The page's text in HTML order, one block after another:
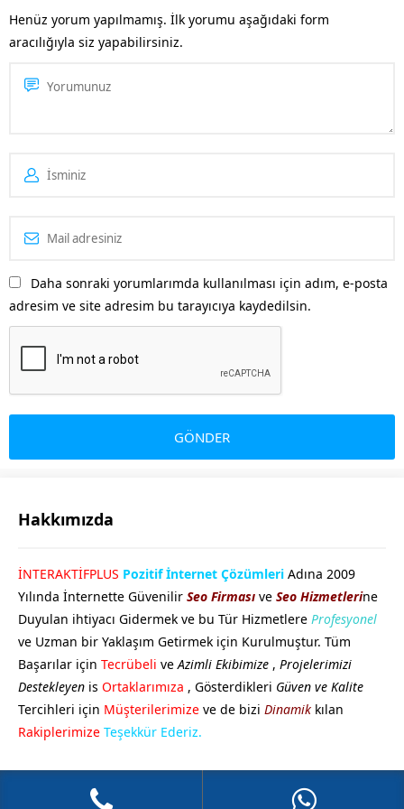
göstereceğiniz alan dikkate
alınarak, içeriklerin uygun bir
şekilde ziyaretçiler tarafından
görüntülenmesi
Henüz yorum yapılmamış. İlk yorumu aşağıdaki form
aracılığıyla siz yapabilirsiniz.
Daha sonraki yorumlarımda kullanılması için adım, e-posta
adresim ve site adresim bu tarayıcıya kaydedilsin.
Hakkımızda
İNTERAKTİFPLUS Pozitif İnternet Çözümleri Adına 2009
Yılında İnternette Güvenilir Seo Firması ve Seo Hizmetlerine
Duyulan ihtiyacı Gidermek ve bu Tür Hizmetlere Profesyonel
ve Uzman bir Yaklaşım Getirmek için Kurulmuştur. Tüm
Başarılar için Tecrübeli veAzimli Ekibimize , Projelerimizi
Destekleyen is Ortaklarımıza , Gösterdikleri Güven ve Kalite
Tercihleri için Müşterilerimize ve de bizi Dinamik kılan
Rakiplerimize Teşekkür Ederiz.
GÖKHAN GÖKMEN